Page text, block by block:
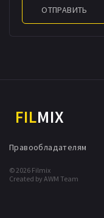
ОТПРАВИТЬ
FILMIX
© 2026 Filmix
Created by AWM Team
Правообладателям